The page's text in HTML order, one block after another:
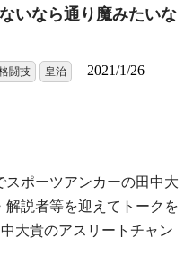
いなら通り魔みたいな
闘技 皇治 2021/1/26
ポーツアンカーの田中大
説者等を迎えてトークを
大貴のアスリートチャン